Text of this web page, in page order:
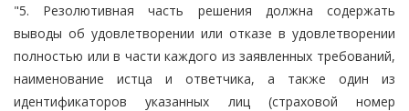
"5. Резолютивная часть решения должна содержать
выводы об удовлетворении или отказе в удовлетворении
полностью или в части каждого из заявленных требований,
наименование истца и ответчика, а также один из
идентификаторов указанных лиц (страховой номер